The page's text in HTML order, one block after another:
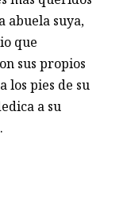
abuela suya,
que
sus propios
los pies de su
a su